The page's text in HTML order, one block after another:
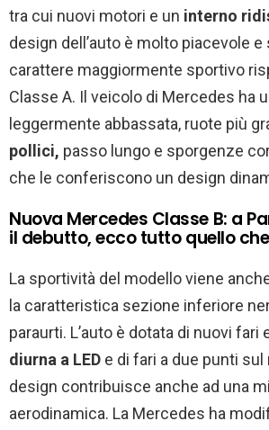
tra cui nuovi motori e un interno
design dell’auto è molto piacevole
carattere maggiormente sportivo
Classe A. Il veicolo di Mercedes ha
leggermente abbassata, ruote più
pollici, passo lungo e sporgenze
che le conferiscono un design
Nuova Mercedes Classe B: a
il debutto, ecco tutto quello
La sportività del modello viene
la caratteristica sezione inferiore
paraurti. L’auto è dotata di nuovi fari
diurna a LED e di fari a due punti sul
design contribuisce anche ad una
aerodinamica. La Mercedes ha